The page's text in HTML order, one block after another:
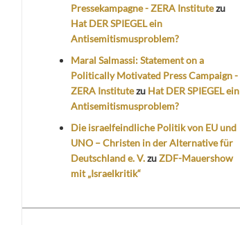
Pressekampagne - ZERA Institutezu
Hat DER SPIEGEL ein
Antisemitismusproblem?
Maral Salmassi: Statement on a
Politically Motivated Press Campaign -
ZERA Institutezu Hat DER SPIEGEL ein
Antisemitismusproblem?
Die israelfeindliche Politik von EU und
UNO – Christen in der Alternative für
Deutschland e. V.zuZDF-Mauershow
mit „Israelkritik“